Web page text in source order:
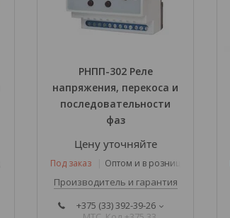
РНПП-302 Реле
напряжения, перекоса и
последовательности
фаз
Цену уточняйте
Под заказ Оптом и в розницу
Производитель и гарантия
+375 (33) 392-39-26